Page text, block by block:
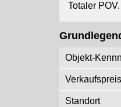
Totaler
Objekt-
Verkaufspreis
Standort